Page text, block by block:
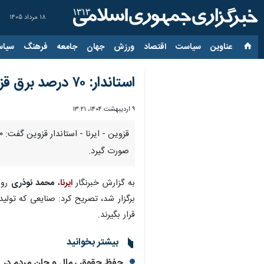
۱۸ مرداد ۱۴۰۵
عناوین‌ سیاست اقتصاد ورزش جهان جامعه فرهنگ
استاندار: ۷۰ درصد برق قزوین در حوزه صنعت و کشاورزی مصرف می شود
۹ اردیبهشت ۱۴۰۴، ۱۳:۲۱